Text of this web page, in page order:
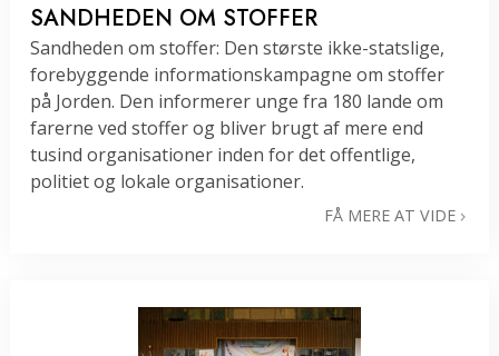
SANDHEDEN OM STOFFER
Sandheden om stoffer: Den største ikke-statslige,
forebyggende informationskampagne om stoffer
på Jorden. Den informerer unge fra 180 lande om
farerne ved stoffer og bliver brugt af mere end
tusind organisationer inden for det offentlige,
politiet og lokale organisationer.
FÅ MERE AT VIDE